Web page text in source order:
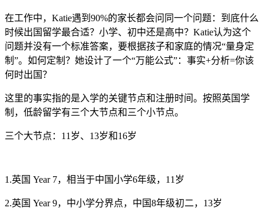
在工作中，Katie遇到90%的家长都会问同一个问题：到底什么
时候出国留学最合适？小学、初中还是高中？Katie认为这个
问题并没有一个标准答案，要根据孩子和家庭的情况“量身定
制”。如何定制？她设计了一个“万能公式”：事实+分析=你该
何时出国？
这里的事实指的是入学的关键节点和注册时间。按照英国学
制，低龄留学有三个大节点和三个小节点。
三个大节点：11岁、13岁和16岁
1.英国 Year 7，相当于中国小学6年级，11岁
2.英国 Year 9，中小学分界点，中国8年级初二，13岁